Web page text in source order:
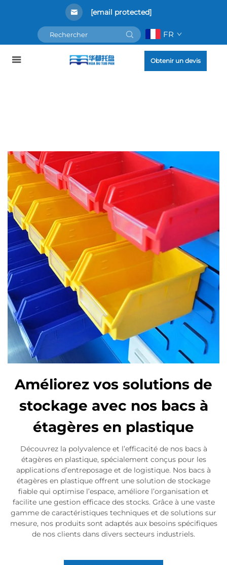
[email protected]
FR
Obtenir un devis
Améliorez vos solutions de
stockage avec nos bacs à
étagères en plastique
Découvrez la polyvalence et l’efficacité de nos bacs à
étagères en plastique, spécialement conçus pour les
applications d’entreposage et de logistique. Nos bacs à
étagères en plastique offrent une solution de stockage
fiable qui optimise l’espace, améliore l’organisation et
facilite une gestion efficace des stocks. Grâce à une vaste
gamme de caractéristiques techniques et de solutions sur
mesure, nos produits sont adaptés aux besoins spécifiques
de nos clients dans divers secteurs industriels.